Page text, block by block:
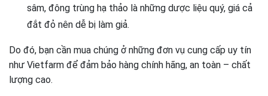
sâm, đông trùng hạ thảo là những dược liệu quý, giá cả
đắt đỏ nên dễ bị làm giả.
Do đó, bạn cần mua chúng ở những đơn vụ cung cấp uy tín
như Vietfarm để đảm bảo hàng chính hãng, an toàn – chất
lượng cao.